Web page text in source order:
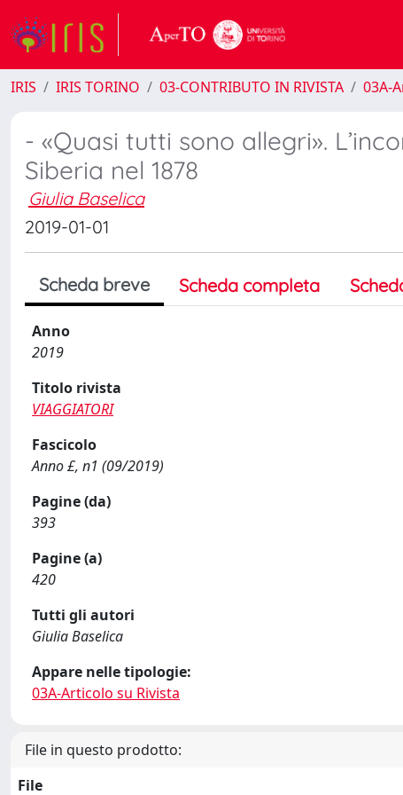
IRIS IRIS TORINO 03-CONTRIBUTO IN RIVISTA 03A-
- «Quasi tutti sono allegri».
Siberia nel 1878
Giulia Baselica
2019-01-01
Scheda breve Scheda completa
Anno
2019
Titolo rivista
VIAGGIATORI
Fascicolo
Anno £, n1 (09/2019)
Pagine (da)
393
Pagine (a)
420
Tutti gli autori
Giulia Baselica
Appare nelle tipologie:
03A-Articolo su Rivista
File in questo prodotto:
File